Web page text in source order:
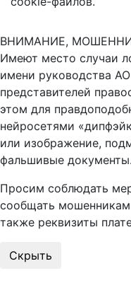
ВНИМАНИЕ,
Имеют место случаи
имени руководства
представителей
этом для
нейросетями
или изображение,
фальшивые документы.
Просим соблюдать
сообщать
также реквизиты
Скрыть